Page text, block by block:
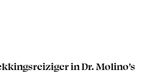
in Dr. Molino’s